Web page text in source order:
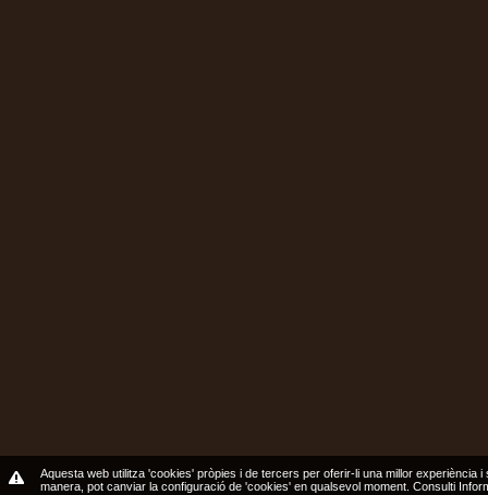
Aquesta web utilitza 'cookies' pròpies i de tercers per oferir-li una millor
manera, pot canviar la configuració de 'cookies' en qualsevol moment. Consulti